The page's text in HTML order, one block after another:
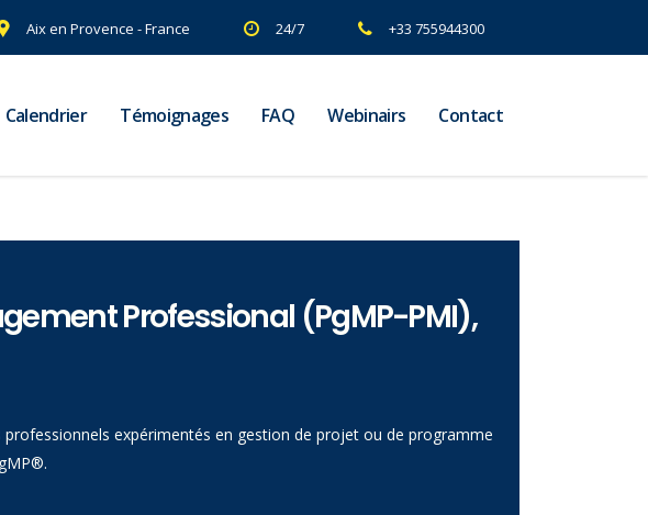
Aix en Provence - France 24/7 +33 755944300
Calendrier Témoignages FAQ Webinairs Contact
Professional (PgMP-PMI),
expérimentés en gestion de projet ou de programme